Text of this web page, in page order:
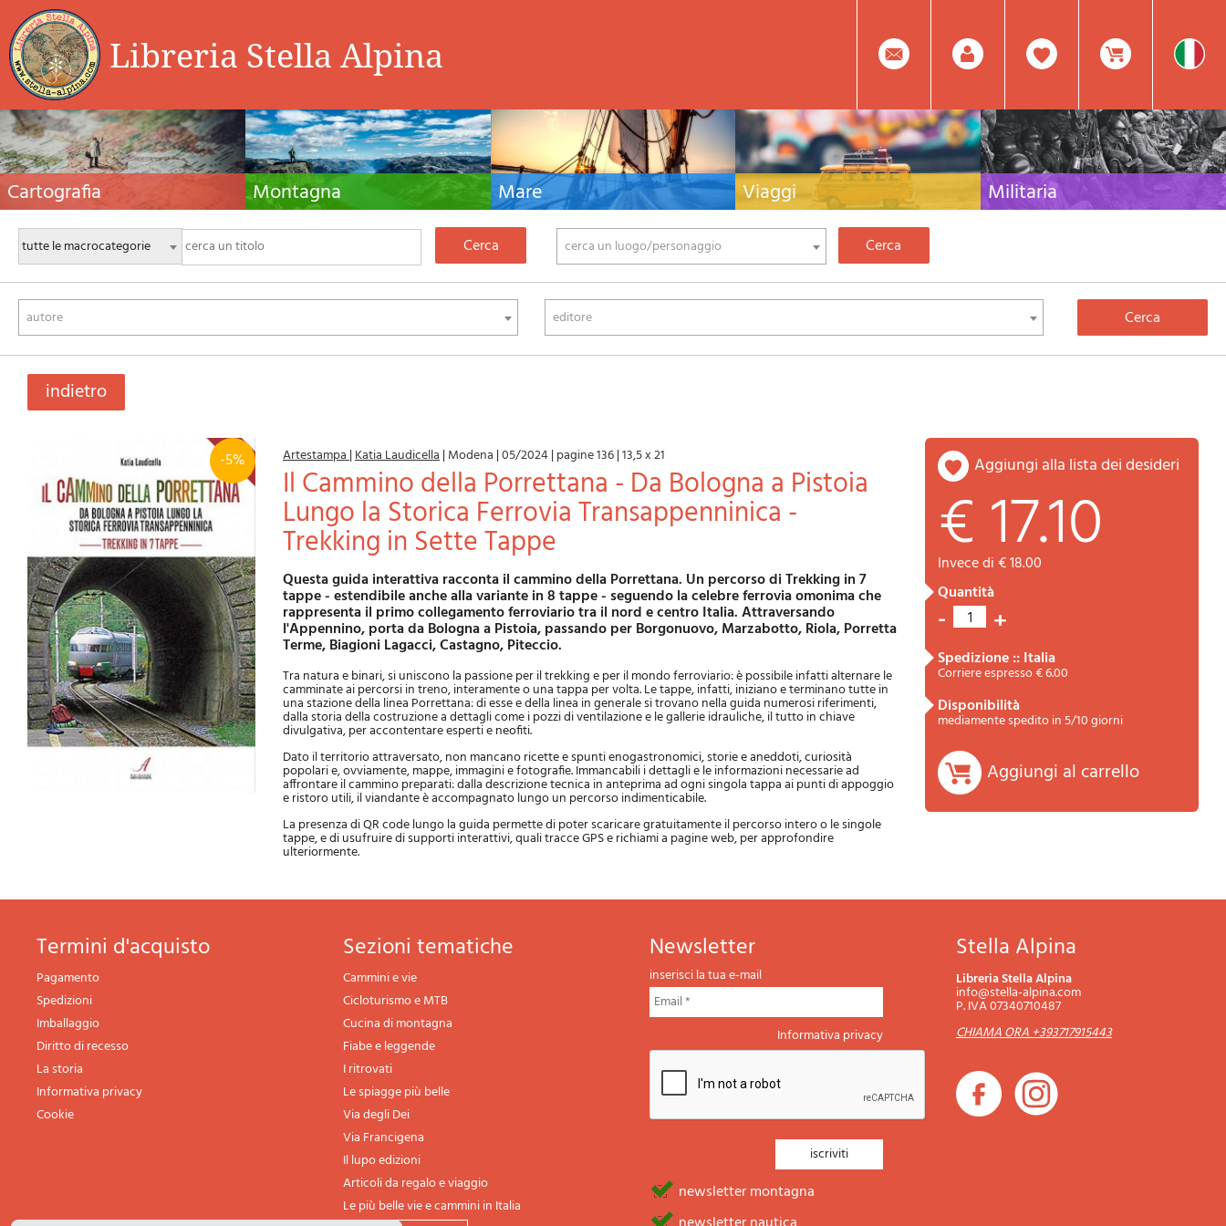
Libreria Stella Alpina 0
Prodotto(i) Attualmente
Nel
Facebook
Registrati
Cartografia
Carte escursionistiche, carte stradali e atlanti,
cartografia d'Italia e di tutto il mondo. Carte dei
sentieri, cartografia per il cicloturismo e
mountain bike
Montagna
Guide alpinistiche, guide escursionistiche,
manuali tecnici per l'alpinismo estivo ed
invernale. Letteratura e filmografia di montagna
Mare
Manuali nautici, cartografia nautica, libri e
letteratura per la barca a vela e motore
Viaggi
Guide turistiche per viaggi e letteratura di
viaggio per l'Italia, l'Europa e tutto il Mondo
Militaria
Raccolta delle migliori pubblicazioni (libri e dvd)
cerca un luogo/personaggio
autore editore
indietro
-5% Artestampa|Katia Laudicella| Modena |05/2024| pagine 136|13,5 x 21
Il Cammino della Porrettana - Da Bologna a Pistoia
Lungo la Storica Ferrovia Transappenninica -
Trekking in Sette Tappe
Questa guida interattiva racconta il cammino della Porrettana. Un percorso di Trekking in 7
tappe - estendibile anche alla variante in 8 tappe - seguendo la celebre ferrovia omonima che
rappresenta il primo collegamento ferroviario tra il nord e centro Italia. Attraversando
l'Appennino, porta da Bologna a Pistoia, passando per Borgonuovo, Marzabotto, Riola, Porretta
Terme, Biagioni Lagacci, Castagno, Piteccio.
Tra natura e binari, si uniscono la passione per il trekking e per il mondo ferroviario: è possibile infatti alternare le
camminate ai percorsi in treno, interamente o una tappa per volta. Le tappe, infatti, iniziano e terminano tutte in
una stazione della linea Porrettana: di esse e della linea in generale si trovano nella guida numerosi riferimenti,
dalla storia della costruzione a dettagli come i pozzi di ventilazione e le gallerie idrauliche, il tutto in chiave
divulgativa, per accontentare esperti e neofiti.
Dato il territorio attraversato, non mancano ricette e spunti enogastronomici, storie e aneddoti, curiosità
popolari e, ovviamente, mappe, immagini e fotografie. Immancabili i dettagli e le informazioni necessarie ad
affrontare il cammino preparati: dalla descrizione tecnica in anteprima ad ogni singola tappa ai punti di appoggio
e ristoro utili, il viandante è accompagnato lungo un percorso indimenticabile.
La presenza di QR code lungo la guida permette di poter scaricare gratuitamente il percorso intero o le singole
tappe, e di usufruire di supporti interattivi, quali tracce GPS e richiami a pagine web, per approfondire
ulteriormente.
aggiungi alla lista dei desideri
€ 17.10
invece di € 18.00
quantità
- 1 +
spedizione :: Italia
Corriere espresso € 6.00
disponibilità
mediamente spedito in 5/10 giorni
Aggiungi al carrello
termini d'acquisto
Pagamento
Spedizioni
Imballaggio
Diritto di recesso
La storia
Informativa privacy
Cookie
sezioni tematiche
Cammini e vie
Cicloturismo e MTB
Cucina di montagna
Fiabe e leggende
I ritrovati
Le spiagge più belle
Via degli Dei
Via Francigena
Il lupo edizioni
Articoli da regalo e viaggio
Le più belle vie e cammini in Italia
newsletter
inserisci la tua e-mail
Informativa privacy
newsletter montagna
Stella Alpina
Libreria Stella Alpina
info@stella-alpina.com
P. IVA 07340710487
CHIAMA ORA +393717915443